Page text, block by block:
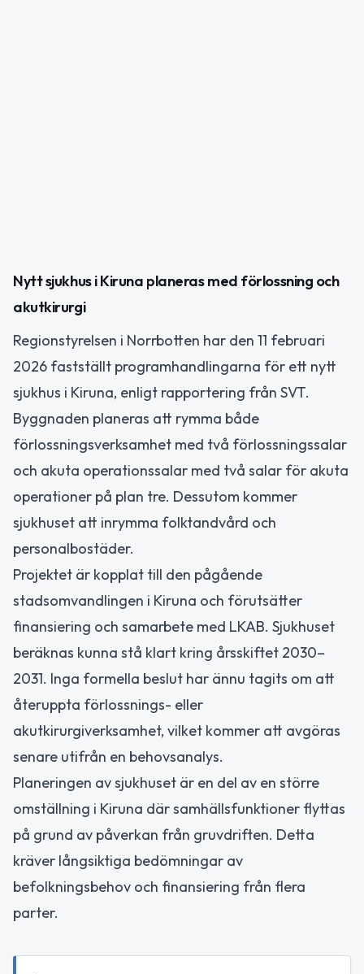
Nytt sjukhus i Kiruna planeras med förlossning och
akutkirurgi
Regionstyrelsen i Norrbotten har den 11 februari
2026 fastställt programhandlingarna för ett nytt
sjukhus i Kiruna, enligt rapportering från SVT.
Byggnaden planeras att rymma både
förlossningsverksamhet med två förlossningssalar
och akuta operationssalar med två salar för akuta
operationer på plan tre. Dessutom kommer
sjukhuset att inrymma folktandvård och
personalbostäder.
Projektet är kopplat till den pågående
stadsomvandlingen i Kiruna och förutsätter
finansiering och samarbete med LKAB. Sjukhuset
beräknas kunna stå klart kring årsskiftet 2030–
2031. Inga formella beslut har ännu tagits om att
återuppta förlossnings- eller
akutkirurgiverksamhet, vilket kommer att avgöras
senare utifrån en behovsanalys.
Planeringen av sjukhuset är en del av en större
omställning i Kiruna där samhällsfunktioner flyttas
på grund av påverkan från gruvdriften. Detta
kräver långsiktiga bedömningar av
befolkningsbehov och finansiering från flera
parter.